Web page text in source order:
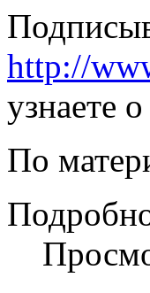
http://
узнаете
По